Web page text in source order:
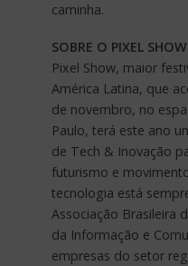
caminha.
SOBRE O PIXEL
Pixel Show, maior
América Latina, que
de novembro, no
Paulo, terá este ano
de Tech & Inovação
futurismo e
tecnologia está
Associação Brasileira
da Informação e
empresas do setor